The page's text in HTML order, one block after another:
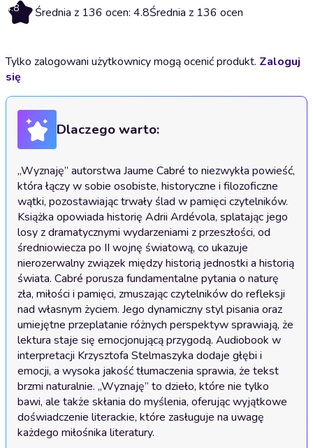
4.8 Średnia z 136 ocen: 4.8Średnia z 136 ocen
Tylko zalogowani użytkownicy mogą ocenić produkt. Zaloguj
się
Dlaczego warto:
„Wyznaję” autorstwa Jaume Cabré to niezwykła powieść,
która łączy w sobie osobiste, historyczne i filozoficzne
wątki, pozostawiając trwały ślad w pamięci czytelników.
Książka opowiada historię Adrii Ardévola, splatając jego
losy z dramatycznymi wydarzeniami z przeszłości, od
średniowiecza po II wojnę światową, co ukazuje
nierozerwalny związek między historią jednostki a historią
świata. Cabré porusza fundamentalne pytania o naturę
zła, miłości i pamięci, zmuszając czytelników do refleksji
nad własnym życiem. Jego dynamiczny styl pisania oraz
umiejętne przeplatanie różnych perspektyw sprawiają, że
lektura staje się emocjonującą przygodą. Audiobook w
interpretacji Krzysztofa Stelmaszyka dodaje głębi i
emocji, a wysoka jakość tłumaczenia sprawia, że tekst
brzmi naturalnie. „Wyznaję” to dzieło, które nie tylko
bawi, ale także skłania do myślenia, oferując wyjątkowe
doświadczenie literackie, które zasługuje na uwagę
każdego miłośnika literatury.